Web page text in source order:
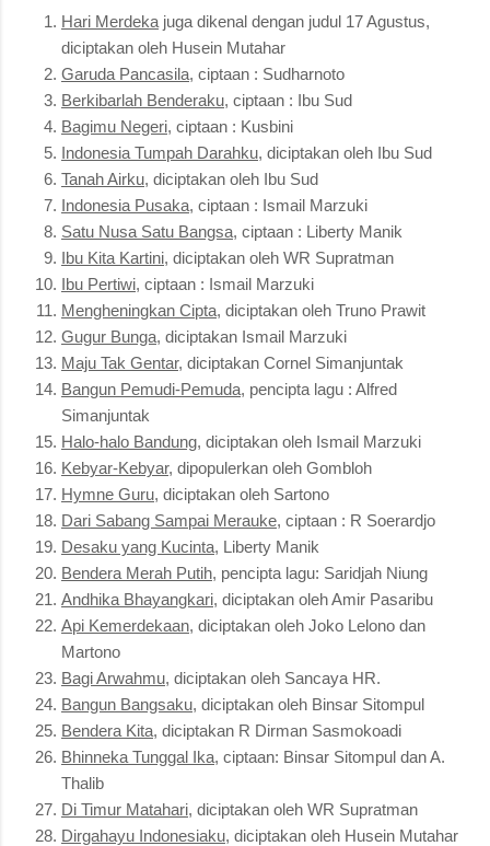
Hari Merdeka juga dikenal dengan judul 17 Agustus,
diciptakan oleh Husein Mutahar
Garuda Pancasila, ciptaan : Sudharnoto
Berkibarlah Benderaku, ciptaan : Ibu Sud
Bagimu Negeri, ciptaan : Kusbini
Indonesia Tumpah Darahku, diciptakan oleh Ibu Sud
Tanah Airku, diciptakan oleh Ibu Sud
Indonesia Pusaka, ciptaan : Ismail Marzuki
Satu Nusa Satu Bangsa, ciptaan : Liberty Manik
Ibu Kita Kartini, diciptakan oleh WR Supratman
Ibu Pertiwi, ciptaan : Ismail Marzuki
Mengheningkan Cipta, diciptakan oleh Truno Prawit
Gugur Bunga, diciptakan Ismail Marzuki
Maju Tak Gentar, diciptakan Cornel Simanjuntak
Bangun Pemudi-Pemuda, pencipta lagu : Alfred
Simanjuntak
Halo-halo Bandung, diciptakan oleh Ismail Marzuki
Kebyar-Kebyar, dipopulerkan oleh Gombloh
Hymne Guru, diciptakan oleh Sartono
Dari Sabang Sampai Merauke, ciptaan : R Soerardjo
Desaku yang Kucinta, Liberty Manik
Bendera Merah Putih, pencipta lagu: Saridjah Niung
Andhika Bhayangkari, diciptakan oleh Amir Pasaribu
Api Kemerdekaan, diciptakan oleh Joko Lelono dan
Martono
Bagi Arwahmu, diciptakan oleh Sancaya HR.
Bangun Bangsaku, diciptakan oleh Binsar Sitompul
Bendera Kita, diciptakan R Dirman Sasmokoadi
Bhinneka Tunggal Ika, ciptaan: Binsar Sitompul dan A.
Thalib
Di Timur Matahari, diciptakan oleh WR Supratman
Dirgahayu Indonesiaku, diciptakan oleh Husein Mutahar